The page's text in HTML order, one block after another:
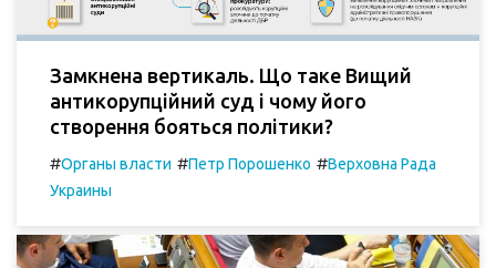
Замкнена вертикаль. Що таке Вищий
антикорупційний суд і чому його
створення бояться політики?
#Органы власти #Петр Порошенко #Верховна Рада
Украины